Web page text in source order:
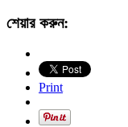
শেয়ার করুন:
Print